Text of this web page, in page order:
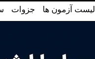
لیست آزمون ها جزوات